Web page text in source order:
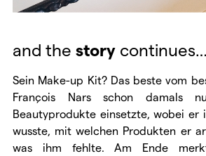
and the story continues…
Sein Make-up Kit? Das beste vom
François Nars schon damals
Beautyprodukte einsetzte, wobei er
wusste, mit welchen Produkten er
was ihm fehlte. Am Ende